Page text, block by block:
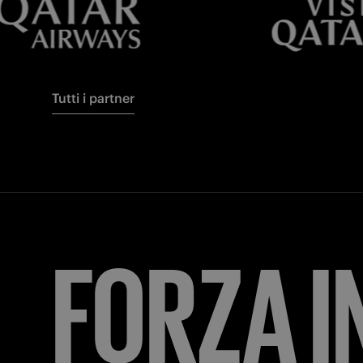
Tutti i partner
FORZA